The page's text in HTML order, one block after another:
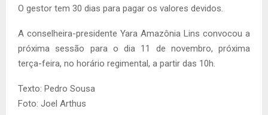
O gestor tem 30 dias para pagar os valores devidos.
A conselheira-presidente Yara Amazônia Lins convocou a
próxima sessão para o dia 11 de novembro, próxima
terça-feira, no horário regimental, a partir das 10h.
Texto: Pedro Sousa
Foto: Joel Arthus